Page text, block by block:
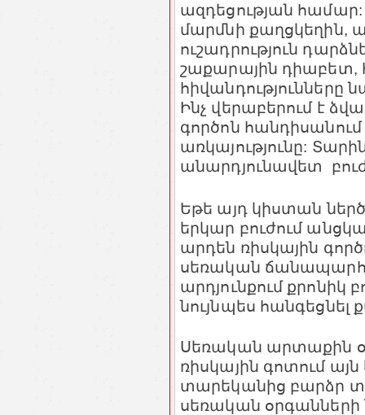
ազդեցության
մարմնի քաղցկեղին,
ուշադրություն
շաքարային դիաբետ,
հիվանդությունները
Ինչ վերաբերում է
գործոն
առկայությունը:
անարդյունավետ
Եթե այդ կիստան
երկար բուժում
արդեն ռիսկային
սեռական
արդյունքում քրոնիկ
նույնպես հանգեցնել
Սեռական արտաքին
ռիսկային գոտում
տարեկանից բարձր
սեռական